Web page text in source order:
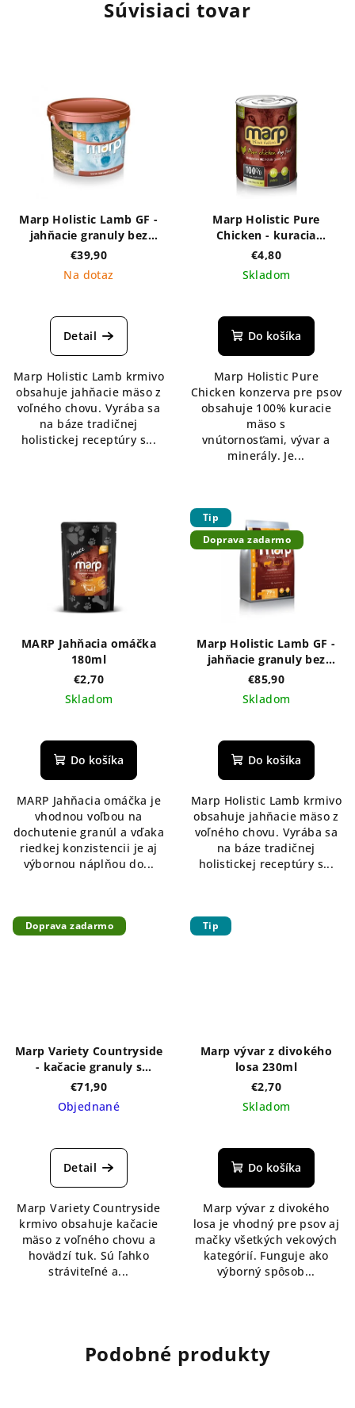
Súvisiaci tovar
Marp Holistic Lamb GF -
jahňacie granuly bez
obilnín v zásobníku 4kg
€39,90
Na dotaz
Detail
Marp Holistic Lamb krmivo
obsahuje jahňacie mäso z
voľného chovu. Vyrába sa
na báze tradičnej
holistickej receptúry s...
Marp Holistic Pure
Chicken - kuracia
konzerva 800g
€4,80
Skladom
Do košíka
Marp Holistic Pure
Chicken konzerva pre psov
obsahuje 100% kuracie
mäso s
vnútornosťami, vývar a
minerály. Je...
MARP Jahňacia omáčka
180ml
€2,70
Skladom
Do košíka
MARP Jahňacia omáčka je
vhodnou voľbou na
dochutenie granúl a vďaka
riedkej konzistencii je aj
výbornou náplňou do...
Tip
Doprava zadarmo
Marp Holistic Lamb GF -
jahňacie granuly bez
obilnín 12kg
€85,90
Skladom
Do košíka
Marp Holistic Lamb krmivo
obsahuje jahňacie mäso z
voľného chovu. Vyrába sa
na báze tradičnej
holistickej receptúry s...
Doprava zadarmo
Marp Variety Countryside
- kačacie granuly s
hovädzím tukom 12kg
€71,90
Objednané
Detail
Marp Variety Countryside
krmivo obsahuje kačacie
mäso z voľného chovu a
hovädzí tuk. Sú ľahko
stráviteľné a...
Tip
Marp vývar z divokého
losa 230ml
€2,70
Skladom
hodnotenie
produktu
z
5
hviezdičiek.
Do košíka
Marp vývar z divokého
losa je vhodný pre psov aj
mačky všetkých vekových
kategórií. Funguje ako
výborný spôsob...
Podobné produkty